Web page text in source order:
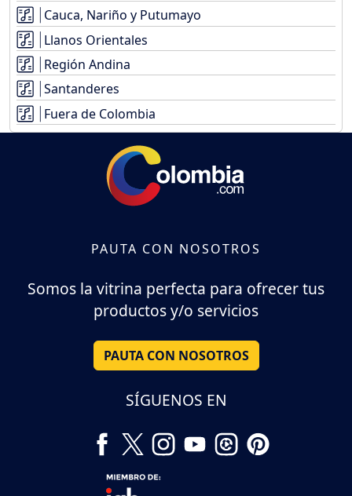
Cauca, Nariño y Putumayo
Llanos Orientales
Región Andina
Santanderes
Fuera de Colombia
PAUTA CON NOSOTROS
Somos la vitrina perfecta para ofrecer tus
productos y/o servicios
PAUTA CON NOSOTROS
SÍGUENOS EN